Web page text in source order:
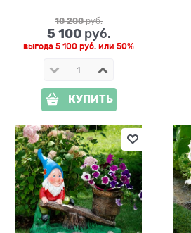
10 200 руб.
5 100 руб.
выгода 5 100 руб. или 50%
КУПИТЬ